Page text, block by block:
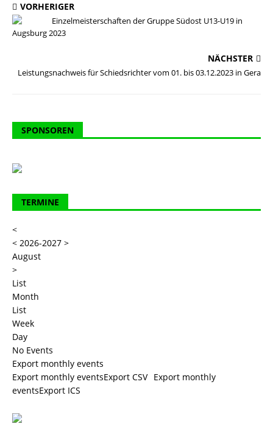
VORHERIGER
Einzelmeisterschaften der Gruppe Südost U13-U19 in
Augsburg 2023
NÄCHSTER
Leistungsnachweis für Schiedsrichter vom 01. bis 03.12.2023 in Gera
SPONSOREN
TERMINE
<
< 2026-2027 >
August
>
List
Month
List
Week
Day
No Events
Export monthly events
Export monthly eventsExport CSV Export monthly
eventsExport ICS